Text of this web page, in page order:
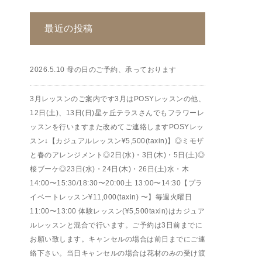
最近の投稿
2026.5.10 母の日のご予約、承っております
3月レッスンのご案内です3月はPOSYレッスンの他、
12日(土)、13日(日)星ヶ丘テラスさんでもフラワーレ
ッスンを行いますまた改めてご連絡しますPOSYレッ
スン↓【カジュアルレッスン¥5,500(taxin)】◎ミモザ
と春のアレンジメント◎2日(水)・3日(木)・5日(土)◎
桜ブーケ◎23日(水)・24日(木)・26日(土)水・木
14:00〜15:30/18:30〜20:00土 13:00〜14:30【プラ
イベートレッスン¥11,000(taxin) 〜】毎週火曜日
11:00〜13:00 体験レッスン(¥5,500taxin)はカジュア
ルレッスンと混合で行います。ご予約は3日前までに
お願い致します。キャンセルの場合は前日までにご連
絡下さい。当日キャンセルの場合は花材のみの受け渡